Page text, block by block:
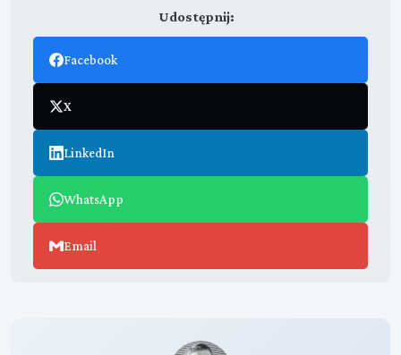
Udostępnij:
Facebook
X
LinkedIn
WhatsApp
Email